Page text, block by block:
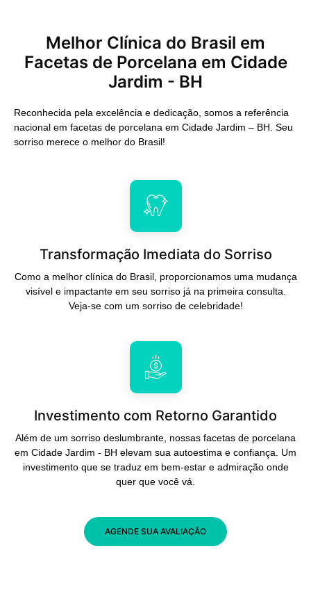
Melhor Clínica do Brasil em
Facetas de Porcelana em Cidade
Jardim - BH
Reconhecida pela excelência e dedicação, somos a referência
nacional em facetas de porcelana em Cidade Jardim – BH. Seu
sorriso merece o melhor do Brasil!
Transformação Imediata do Sorriso
Como a melhor clínica do Brasil, proporcionamos uma mudança
visível e impactante em seu sorriso já na primeira consulta.
Veja-se com um sorriso de celebridade!
Investimento com Retorno Garantido
Além de um sorriso deslumbrante, nossas facetas de porcelana
em Cidade Jardim - BH elevam sua autoestima e confiança. Um
investimento que se traduz em bem-estar e admiração onde
quer que você vá.
AGENDE SUA AVALIAÇÃO